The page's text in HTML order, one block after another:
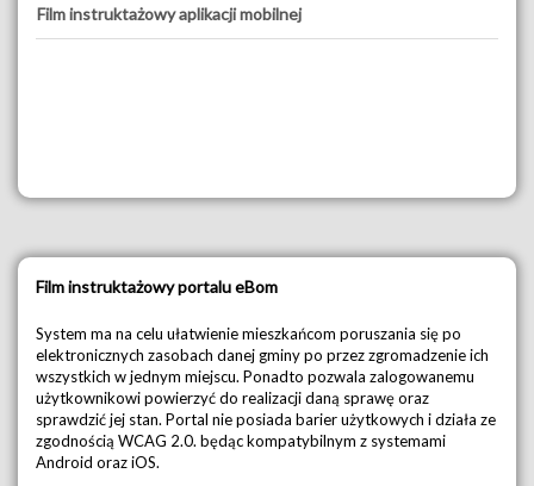
Film instruktażowy aplikacji mobilnej
Film instruktażowy portalu eBom
System ma na celu ułatwienie mieszkańcom poruszania się po
elektronicznych zasobach danej gminy po przez zgromadzenie ich
wszystkich w jednym miejscu. Ponadto pozwala zalogowanemu
użytkownikowi powierzyć do realizacji daną sprawę oraz
sprawdzić jej stan. Portal nie posiada barier użytkowych i działa ze
zgodnością WCAG 2.0. będąc kompatybilnym z systemami
Android oraz iOS.